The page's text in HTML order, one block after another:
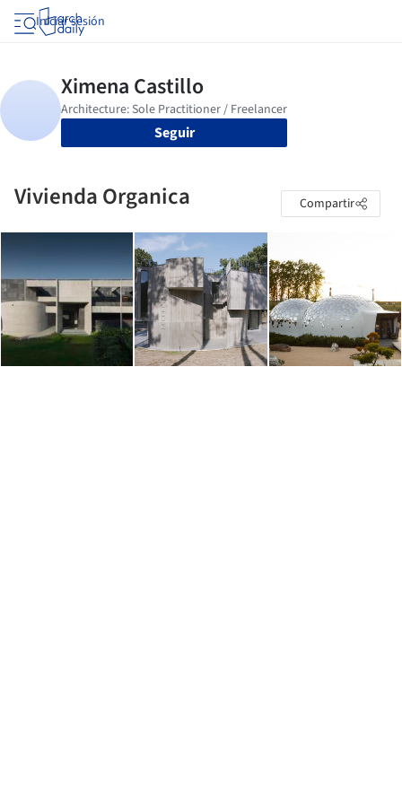
Iniciar sesión
Seguir
Vivienda Organica Compartir